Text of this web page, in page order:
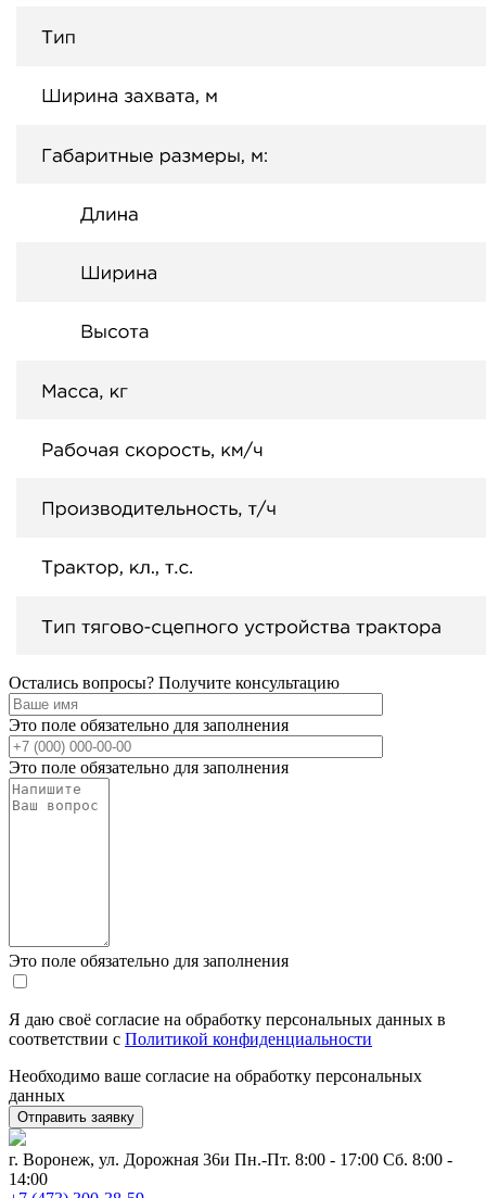
Остались вопросы? Получите консультацию
Это поле обязательно для заполнения
Это поле обязательно для заполнения
Это поле обязательно для заполнения
Я даю своё согласие на обработку персональных данных в
соответствии с Политикой конфиденциальности
Необходимо ваше согласие на обработку персональных
данных
г. Воронеж, ул. Дорожная 36и Пн.-Пт. 8:00 - 17:00 Сб. 8:00 -
14:00